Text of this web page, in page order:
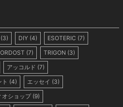
(3) DIY (4) ESOTERIC (7)
(7) TRIGON (3)
アッコルド (7)
(4) エッセイ (3)
オショップ(9)